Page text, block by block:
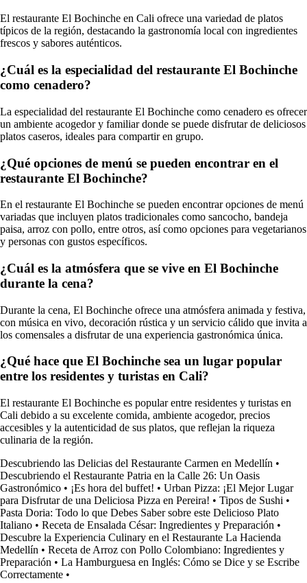
El restaurante El Bochinche en Cali ofrece una variedad de platos
típicos de la región, destacando la gastronomía local con ingredientes
frescos y sabores auténticos.
¿Cuál es la especialidad del restaurante El Bochinche
como cenadero?
La especialidad del restaurante El Bochinche como cenadero es ofrecer
un ambiente acogedor y familiar donde se puede disfrutar de deliciosos
platos caseros, ideales para compartir en grupo.
¿Qué opciones de menú se pueden encontrar en el
restaurante El Bochinche?
En el restaurante El Bochinche se pueden encontrar opciones de menú
variadas que incluyen platos tradicionales como sancocho, bandeja
paisa, arroz con pollo, entre otros, así como opciones para vegetarianos
y personas con gustos específicos.
¿Cuál es la atmósfera que se vive en El Bochinche
durante la cena?
Durante la cena, El Bochinche ofrece una atmósfera animada y festiva,
con música en vivo, decoración rústica y un servicio cálido que invita a
los comensales a disfrutar de una experiencia gastronómica única.
¿Qué hace que El Bochinche sea un lugar popular
entre los residentes y turistas en Cali?
El restaurante El Bochinche es popular entre residentes y turistas en
Cali debido a su excelente comida, ambiente acogedor, precios
accesibles y la autenticidad de sus platos, que reflejan la riqueza
culinaria de la región.
Descubriendo las Delicias del Restaurante Carmen en Medellín •
Descubriendo el Restaurante Patria en la Calle 26: Un Oasis
Gastronómico • ¡Es hora del buffet! • Urban Pizza: ¡El Mejor Lugar
para Disfrutar de una Deliciosa Pizza en Pereira! • Tipos de Sushi •
Pasta Doria: Todo lo que Debes Saber sobre este Delicioso Plato
Italiano • Receta de Ensalada César: Ingredientes y Preparación •
Descubre la Experiencia Culinary en el Restaurante La Hacienda
Medellín • Receta de Arroz con Pollo Colombiano: Ingredientes y
Preparación • La Hamburguesa en Inglés: Cómo se Dice y se Escribe
Correctamente •